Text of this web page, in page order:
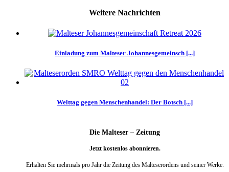
Weitere Nachrichten
Einladung zum Malteser Johannesgemeinsch [...]
Welttag gegen Menschenhandel: Der Botsch [...]
Die Malteser – Zeitung
Jetzt kostenlos abonnieren.
Erhalten Sie mehrmals pro Jahr die Zeitung des Malteserordens und seiner Werke.